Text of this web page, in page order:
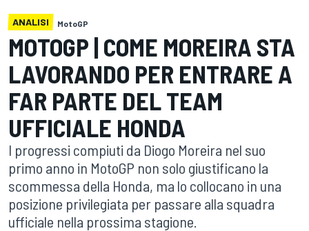
ANALISI MotoGP
MOTOGP | COME MOREIRA STA
LAVORANDO PER ENTRARE A
FAR PARTE DEL TEAM
UFFICIALE HONDA
I progressi compiuti da Diogo Moreira nel suo
primo anno in MotoGP non solo giustificano la
scommessa della Honda, ma lo collocano in una
posizione privilegiata per passare alla squadra
ufficiale nella prossima stagione.